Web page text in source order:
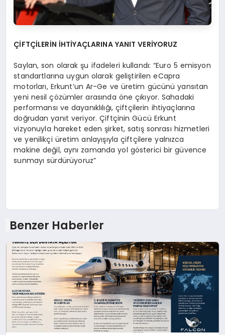
ÇİFTÇİLERİN İHTİYAÇLARINA YANIT VERİYORUZ
Saylan, son olarak şu ifadeleri kullandı: “Euro 5 emisyon
standartlarına uygun olarak geliştirilen eCapra
motorları, Erkunt’un Ar-Ge ve üretim gücünü yansıtan
yeni nesil çözümler arasında öne çıkıyor. Sahadaki
performansı ve dayanıklılığı, çiftçilerin ihtiyaçlarına
doğrudan yanıt veriyor. Çiftçinin Gücü Erkunt
vizyonuyla hareket eden şirket, satış sonrası hizmetleri
ve yenilikçi üretim anlayışıyla çiftçilere yalnızca
makine değil, aynı zamanda yol gösterici bir güvence
sunmayı sürdürüyoruz”
Benzer Haberler